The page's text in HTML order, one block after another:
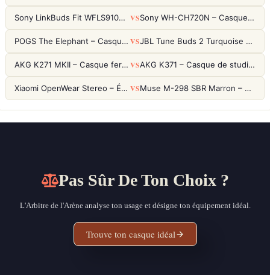
Sony LinkBuds Fit WFLS910NW Blanc – Écouteurs Sport Ailes ANC VS Sony WH-CH720N – Casque ANC 35h, Ultra-léger (192g) avec Processeur V1
POGS The Elephant – Casque Filaire Enfants 85dB POGS-Safe™ (Éco-Responsable) VS JBL Tune Buds 2 Turquoise – Écouteurs True Wireless avec ANC et autonomie 48h
AKG K271 MKII – Casque fermé studio fiable pour une écoute neutre VS AKG K371 – Casque de studio fermé 50mm titane, réponse 5Hz-50kHz
Xiaomi OpenWear Stereo – Écouteurs Open-Ear Hi-Res avec réduction de fuite sonore VS Muse M-298 SBR Marron – Casque Bluetooth ANC avec 66h d'autonomie
Pas Sûr De Ton Choix ?
L'Arbitre de l'Arène analyse ton usage et désigne ton équipement idéal.
Trouve ton casque idéal